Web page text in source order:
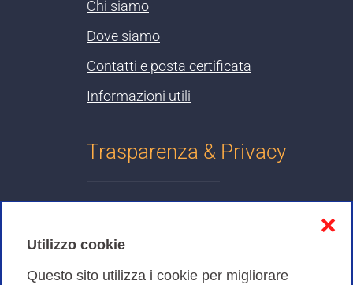
Utilizzo cookie
Questo sito utilizza i cookie per migliorare
❌
Chi siamo
Dove siamo
Contatti e posta certificata
Informazioni utili
Trasparenza & Privacy
Cookies Policy
Amministrazione trasparente